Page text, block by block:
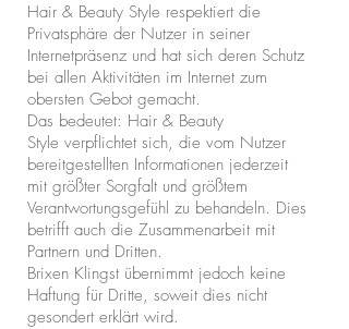
Hair & Beauty Style respektiert die
Privatsphäre der Nutzer in seiner
Internetpräsenz und hat sich deren Schutz
bei allen Aktivitäten im Internet zum
obersten Gebot gemacht.
Das bedeutet: Hair & Beauty
Style verpflichtet sich, die vom Nutzer
bereitgestellten Informationen jederzeit
mit größter Sorgfalt und größtem
Verantwortungsgefühl zu behandeln. Dies
betrifft auch die Zusammenarbeit mit
Partnern und Dritten.
Brixen Klingst übernimmt jedoch keine
Haftung für Dritte, soweit dies nicht
gesondert erklärt wird.